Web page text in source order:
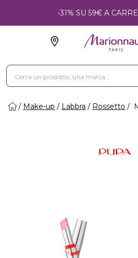
-31% SU 59€ A
Make-up Labbra Rossetto